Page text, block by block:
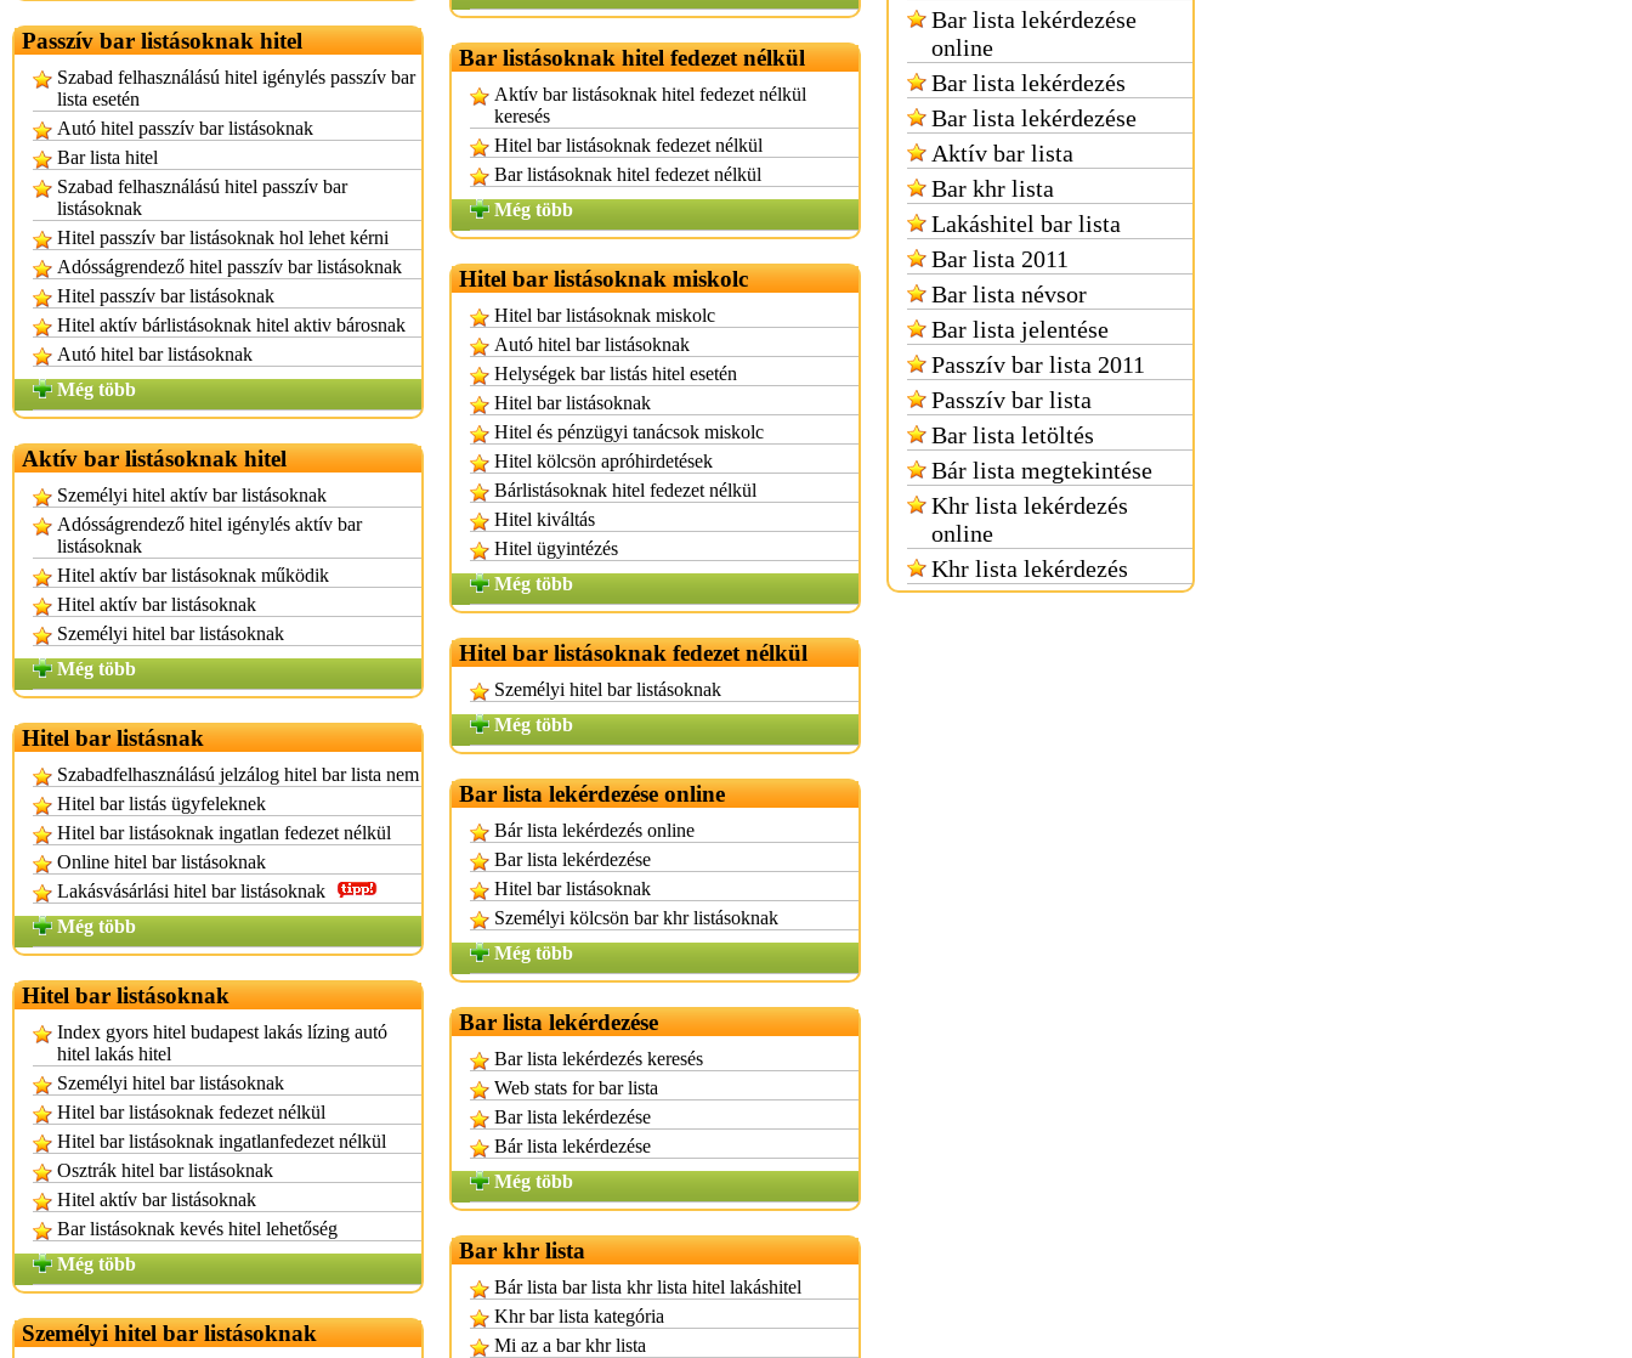
Passzív bar listásoknak hitel
Szabad felhasználású hitel igénylés passzív bar
lista esetén
Autó hitel passzív bar listásoknak
Bar lista hitel
Szabad felhasználású hitel passzív bar
listásoknak
Hitel passzív bar listásoknak hol lehet kérni
Adósságrendező hitel passzív bar listásoknak
Hitel passzív bar listásoknak
Hitel aktív bárlistásoknak hitel aktiv bárosnak
Autó hitel bar listásoknak
Még több
Aktív bar listásoknak hitel
Személyi hitel aktív bar listásoknak
Adósságrendező hitel igénylés aktív bar
listásoknak
Hitel aktív bar listásoknak működik
Hitel aktív bar listásoknak
Személyi hitel bar listásoknak
Még több
Hitel bar listásnak
Szabadfelhasználású jelzálog hitel bar lista nem
Hitel bar listás ügyfeleknek
Hitel bar listásoknak ingatlan fedezet nélkül
Online hitel bar listásoknak
Lakásvásárlási hitel bar listásoknak
Még több
Hitel bar listásoknak
Index gyors hitel budapest lakás lízing autó
hitel lakás hitel
Személyi hitel bar listásoknak
Hitel bar listásoknak fedezet nélkül
Hitel bar listásoknak ingatlanfedezet nélkül
Osztrák hitel bar listásoknak
Hitel aktív bar listásoknak
Bar listásoknak kevés hitel lehetőség
Még több
Személyi hitel bar listásoknak
Bar listásoknak hitel fedezet nélkül
Aktív bar listásoknak hitel fedezet nélkül
keresés
Hitel bar listásoknak fedezet nélkül
Bar listásoknak hitel fedezet nélkül
Még több
Hitel bar listásoknak miskolc
Hitel bar listásoknak miskolc
Autó hitel bar listásoknak
Helységek bar listás hitel esetén
Hitel bar listásoknak
Hitel és pénzügyi tanácsok miskolc
Hitel kölcsön apróhirdetések
Bárlistásoknak hitel fedezet nélkül
Hitel kiváltás
Hitel ügyintézés
Még több
Hitel bar listásoknak fedezet nélkül
Személyi hitel bar listásoknak
Még több
Bar lista lekérdezése online
Bár lista lekérdezés online
Bar lista lekérdezése
Hitel bar listásoknak
Személyi kölcsön bar khr listásoknak
Még több
Bar lista lekérdezése
Bar lista lekérdezés keresés
Web stats for bar lista
Bar lista lekérdezése
Bár lista lekérdezése
Még több
Bar khr lista
Bár lista bar lista khr lista hitel lakáshitel
Khr bar lista kategória
Mi az a bar khr lista
Bar lista lekérdezése
online
Bar lista lekérdezés
Bar lista lekérdezése
Aktív bar lista
Bar khr lista
Lakáshitel bar lista
Bar lista 2011
Bar lista névsor
Bar lista jelentése
Passzív bar lista 2011
Passzív bar lista
Bar lista letöltés
Bár lista megtekintése
Khr lista lekérdezés
online
Khr lista lekérdezés